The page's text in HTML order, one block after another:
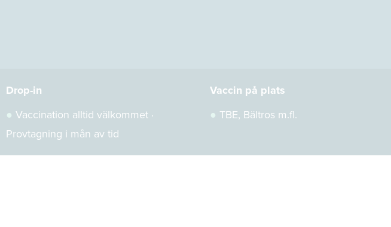
Drop-in
● Vaccination alltid välkommet ·
Provtagning i mån av tid
Vaccin på plats
● TBE, Bältros m.fl.